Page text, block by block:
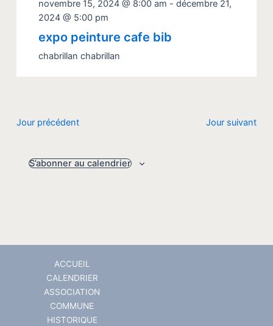
novembre 15, 2024 @ 8:00 am - décembre 21,
2024 @ 5:00 pm
expo peinture cafe bib
chabrillan chabrillan
Jour précédent Jour suivant
S’abonner au calendrier
ACCUEIL
CALENDRIER
ASSOCIATION
COMMUNE
HISTORIQUE